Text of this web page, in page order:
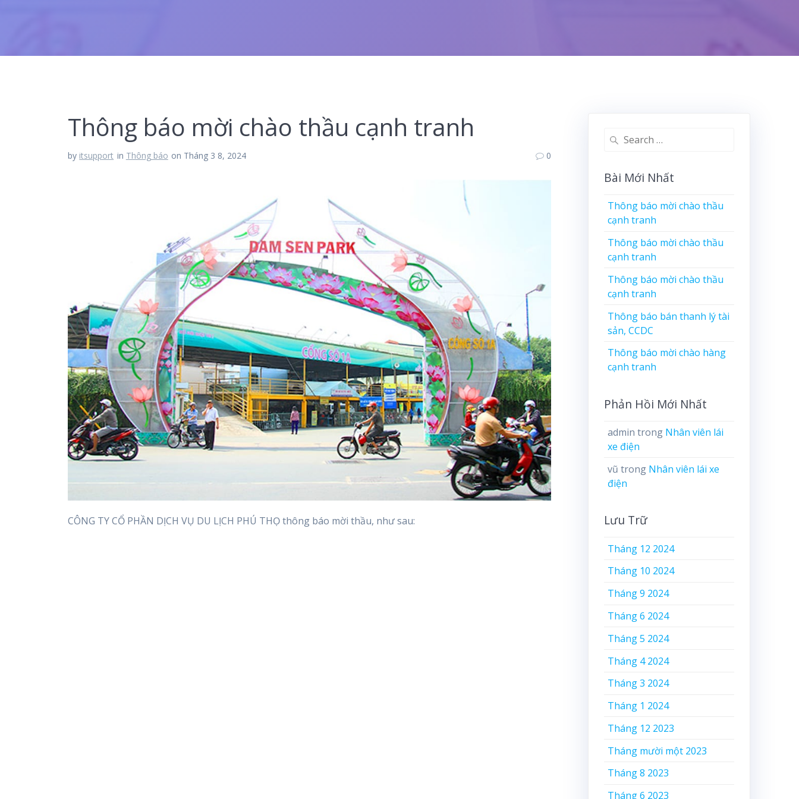
Thông báo mời chào thầu cạnh tranh
by itsupport in Thông báo on Tháng 3 8, 2024 0
CÔNG TY CỔ PHẦN DỊCH VỤ DU LỊCH PHÚ THỌ thông báo mời thầu, như sau:
Search
Bài Mới Nhất
Thông báo mời chào thầu
cạnh tranh
Thông báo mời chào thầu
cạnh tranh
Thông báo mời chào thầu
cạnh tranh
Thông báo bán thanh lý tài
sản, CCDC
Thông báo mời chào hàng
cạnh tranh
Phản Hồi Mới Nhất
admin trong Nhân viên lái
xe điện
vũ trong Nhân viên lái xe
điện
Lưu Trữ
Tháng 12 2024
Tháng 10 2024
Tháng 9 2024
Tháng 6 2024
Tháng 5 2024
Tháng 4 2024
Tháng 3 2024
Tháng 1 2024
Tháng 12 2023
Tháng mười một 2023
Tháng 8 2023
Tháng 6 2023